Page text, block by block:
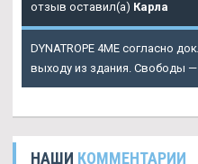
отзыв оставил(а) Карла
DYNATROPE 4ME согласно
выходу из здания. Свободы —
НАШИ КОММЕНТАРИИ